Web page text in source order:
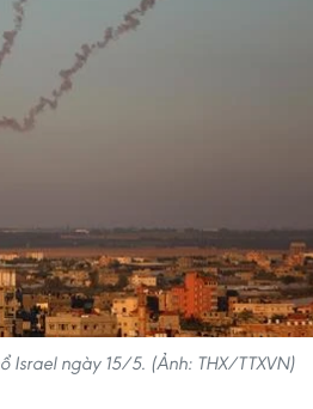
Israel ngày 15/5. (Ảnh: THX/TTXVN)